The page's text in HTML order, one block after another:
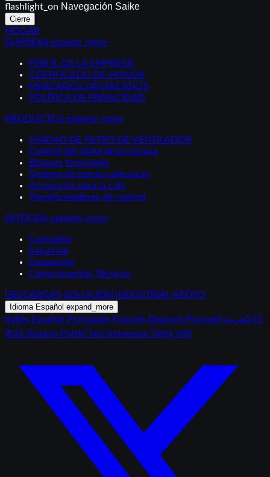
flashlight_on Navegación Saike
Cierre
HOGAR
EMPRESA expand_more
PERFIL DE LA EMPRESA
CERTIFICADO DE HONOR
MERCADOS DESTACADOS
POLÍTICA DE PRIVACIDAD
PRODUCTOS expand_more
UNIDAD DE FILTRO DE VENTILADOR
Control del clima de la carcasa
Bloques terminales
Sistema de barras colectoras
Accesorios para la caja
Transformadores de control
NOTICIAS expand_more
Compañía
Industrial
Exposición
Conocimientos Técnicos
DESCARGAS SOLUCIÓN INDUSTRIALAPOYO
Idioma Español expand_more
Inglés Español Portugués Francés Deutsch Русский
日
本語 Italiano Polski ไทย Indonesia Tiếng Việt